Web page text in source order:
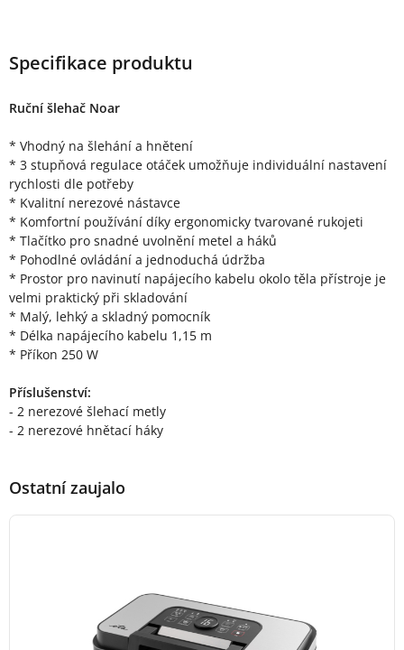
Specifikace produktu
Ruční šlehač Noar
* Vhodný na šlehání a hnětení
* 3 stupňová regulace otáček umožňuje individuální nastavení
rychlosti dle potřeby
* Kvalitní nerezové nástavce
* Komfortní používání díky ergonomicky tvarované rukojeti
* Tlačítko pro snadné uvolnění metel a háků
* Pohodlné ovládání a jednoduchá údržba
* Prostor pro navinutí napájecího kabelu okolo těla přístroje je
velmi praktický při skladování
* Malý, lehký a skladný pomocník
* Délka napájecího kabelu 1,15 m
* Příkon 250 W
Příslušenství:
- 2 nerezové šlehací metly
- 2 nerezové hnětací háky
Ostatní zaujalo